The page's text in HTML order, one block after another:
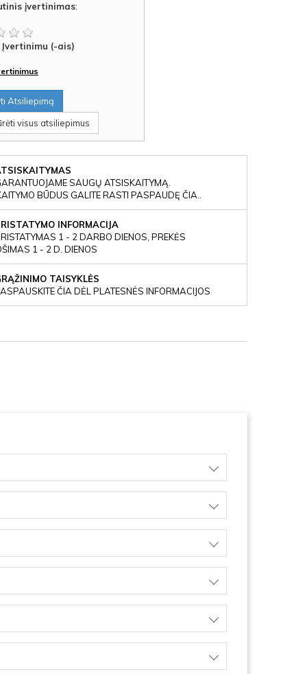
įvertinimas:
Įvertinimu (-ais)
Atsiliepimą
visus atsiliepimus
SAUGŲ ATSISKAITYMĄ.
BŪDUS GALITE RASTI PASPAUDĘ ČIA..
INFORMACIJA
1 - 2 DARBO DIENOS, PREKĖS
1 - 2 D. DIENOS
TAISYKLĖS
ČIA DĖL PLATESNĖS INFORMACIJOS